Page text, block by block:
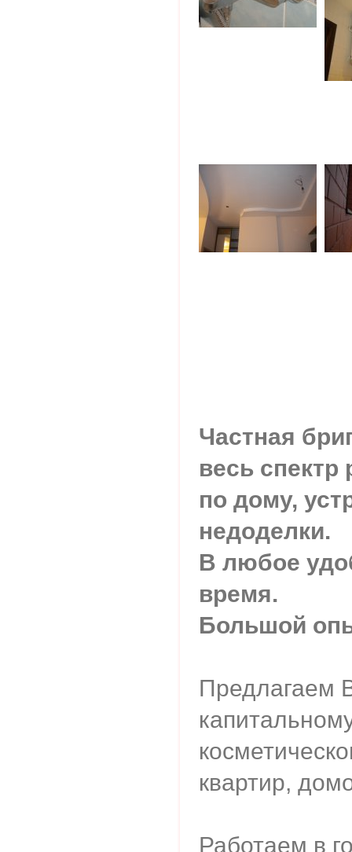
Частная
весь
по дому,
недоделки.
В любое
время.
Большой
Предлагаем
квартир,
Работаем в